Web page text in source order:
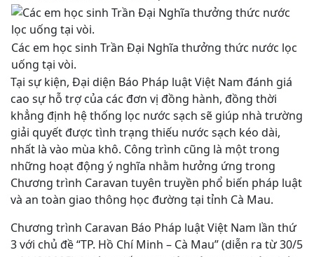
Các em học sinh Trần Đại Nghĩa thưởng thức nước lọc
uống tại vòi.
Tại sự kiện, Đại diện Báo Pháp luật Việt Nam đánh giá
cao sự hỗ trợ của các đơn vị đồng hành, đồng thời
khẳng định hệ thống lọc nước sạch sẽ giúp nhà trường
giải quyết được tình trạng thiếu nước sạch kéo dài,
nhất là vào mùa khô. Công trình cũng là một trong
những hoạt động ý nghĩa nhằm hưởng ứng trong
Chương trình Caravan tuyên truyền phổ biến pháp luật
và an toàn giao thông học đường tại tỉnh Cà Mau.
Chương trình Caravan Báo Pháp luật Việt Nam lần thứ
3 với chủ đề “TP. Hồ Chí Minh – Cà Mau” (diễn ra từ 30/5